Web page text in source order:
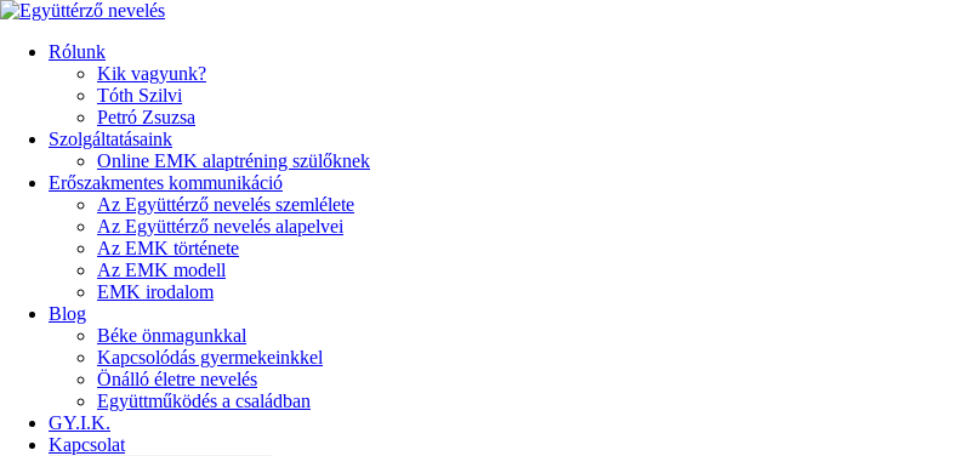
Rólunk
Kik vagyunk?
Tóth Szilvi
Petró Zsuzsa
Szolgáltatásaink
Online EMK alaptréning szülőknek
Erőszakmentes kommunikáció
Az Együttérző nevelés szemlélete
Az Együttérző nevelés alapelvei
Az EMK története
Az EMK modell
EMK irodalom
Blog
Béke önmagunkkal
Kapcsolódás gyermekeinkkel
Önálló életre nevelés
Együttműködés a családban
GY.I.K.
Kapcsolat